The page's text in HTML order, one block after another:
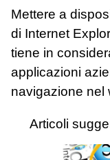
Mettere a
di Internet
tiene in
applicazioni
navigazione nel
Articoli